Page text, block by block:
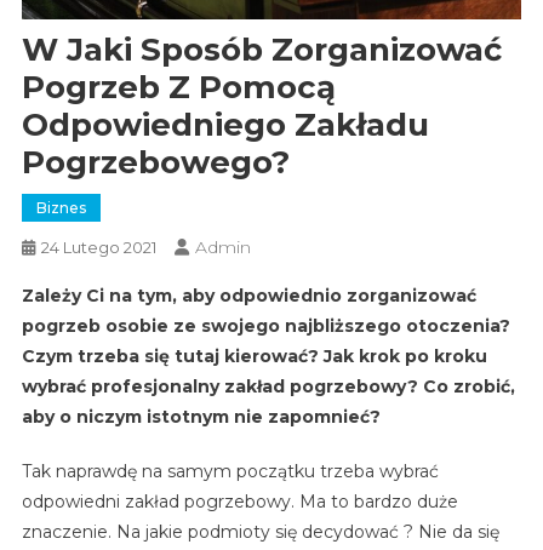
W Jaki Sposób Zorganizować
Pogrzeb Z Pomocą
Odpowiedniego Zakładu
Pogrzebowego?
Biznes
24 Lutego 2021 Admin
Zależy Ci na tym, aby odpowiednio zorganizować
pogrzeb osobie ze swojego najbliższego otoczenia?
Czym trzeba się tutaj kierować? Jak krok po kroku
wybrać profesjonalny zakład pogrzebowy? Co zrobić,
aby o niczym istotnym nie zapomnieć?
Tak naprawdę na samym początku trzeba wybrać
odpowiedni zakład pogrzebowy. Ma to bardzo duże
znaczenie. Na jakie podmioty się decydować ? Nie da się